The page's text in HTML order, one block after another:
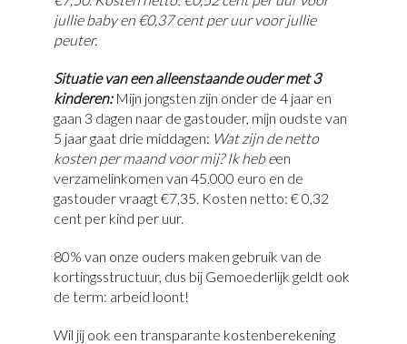
jullie baby en €0,37 cent per uur voor jullie
peuter.
Situatie van een alleenstaande ouder met 3
kinderen: Mijn jongsten zijn onder de 4 jaar en
gaan 3 dagen naar de gastouder, mijn oudste van
5 jaar gaat drie middagen: Wat zijn de netto
kosten per maand voor mij? Ik heb een
verzamelinkomen van 45.000 euro en de
gastouder vraagt €7,35. Kosten netto: € 0,32
cent per kind per uur.
80% van onze ouders maken gebruik van de
kortingsstructuur, dus bij Gemoederlijk geldt ook
de term: arbeid loont!
Wil jij ook een transparante kostenberekening